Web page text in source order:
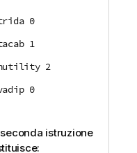
0
1
2
0
istruzione